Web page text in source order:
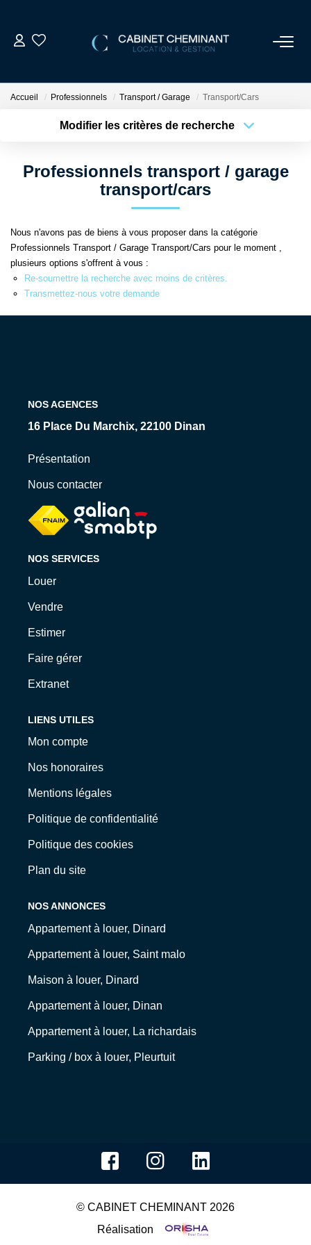
ESTIMER
GESTION LOCATIVE
NOS AGENCES
Accueil Professionnels Transport / Garage Transport/Cars
Modifier les critères de recherche
Budget max
Professionnels transport / garage
transport/cars
Nous n'avons pas de biens à vous proposer dans la catégorie
Professionnels Transport / Garage Transport/Cars pour le moment ,
plusieurs options s'offrent à vous :
Re-soumettre la recherche avec moins de critères.
Transmettez-nous votre demande
NOS AGENCES
16 Place Du Marchix, 22100 Dinan
Présentation
Nous contacter
NOS SERVICES
Louer
Vendre
Estimer
Faire gérer
Extranet
LIENS UTILES
Mon compte
Nos honoraires
Mentions légales
Politique de confidentialité
Politique des cookies
Plan du site
NOS ANNONCES
Appartement à louer, Dinard
Appartement à louer, Saint malo
Maison à louer, Dinard
Appartement à louer, Dinan
Appartement à louer, La richardais
Parking / box à louer, Pleurtuit
© CABINET CHEMINANT 2026
Réalisation